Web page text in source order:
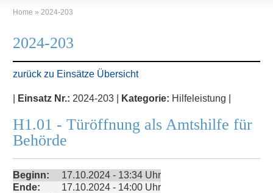
Home » 2024-203
2024-203
zurück zu Einsätze Übersicht
Einsatz Nr.: 2024-203 | Kategorie: Hilfeleistung |
H1.01 - Türöffnung als Amtshilfe für
Behörde
Beginn:
17.10.2024 - 13:34 Uhr
Ende:
17.10.2024 - 14:00 Uhr